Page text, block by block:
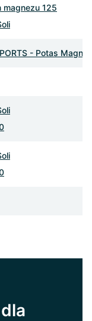
magnezu 125
- Potas